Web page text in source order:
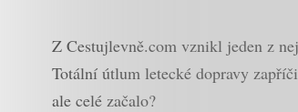
Z Cestujlevně.com vznikl jeden z
Totální útlum letecké dopravy
ale celé začalo?